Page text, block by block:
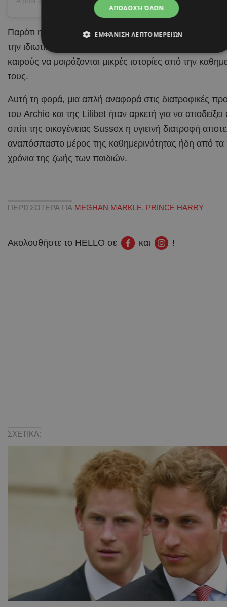
Παρότι η Meghan Markle και ο πρίγκιπας Harry
την ιδιωτικότητα των δύο παιδιών τους, δεν διστάζουν
καιρούς να μοιράζονται μικρές ιστορίες από την
τους.
Αυτή τη φορά, μια απλή αναφορά στις διατροφικές
του Archie και της Lilibet ήταν αρκετή για να αποδείξει
σπίτι της οικογένειας Sussex η υγιεινή διατροφή
αναπόσπαστο μέρος της καθημερινότητας ήδη από
χρόνια της ζωής των παιδιών.
ΠΕΡΙΣΣΟΤΕΡΑ ΓΙΑ MEGHAN MARKLE, PRINCE HARRY
Ακολουθήστε το HELLO σε και !
ΣΧΕΤΙΚΑ:
ΑΠΟΔΟΧΉ ΌΛΩΝ
ΕΜΦΆΝΙΣΗ ΛΕΠΤΟΜΕΡΕΙΏΝ